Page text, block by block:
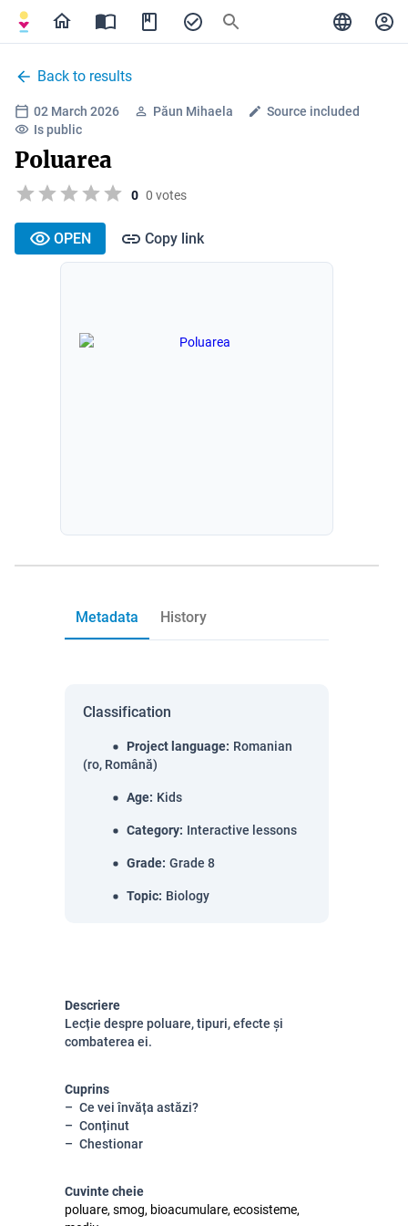
Back to results
02 March 2026 Păun Mihaela
Source included
Is public
Poluarea
0 0 votes
OPEN Copy link
Metadata History
Classification
Project language: Romanian
(ro, Română)
Age: Kids
Category: Interactive lessons
Grade: Grade 8
Topic: Biology
Descriere
Lecție despre poluare, tipuri, efecte și
combaterea ei.
Cuprins
Ce vei învăța astăzi?
Conținut
Chestionar
Cuvinte cheie
poluare, smog, bioacumulare, ecosisteme,